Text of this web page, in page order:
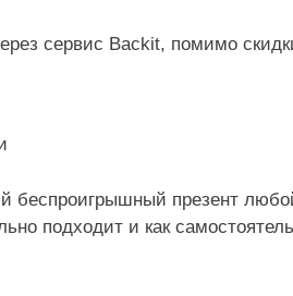
сервис Backit, помимо
беспроигрышный презент
подходит и как